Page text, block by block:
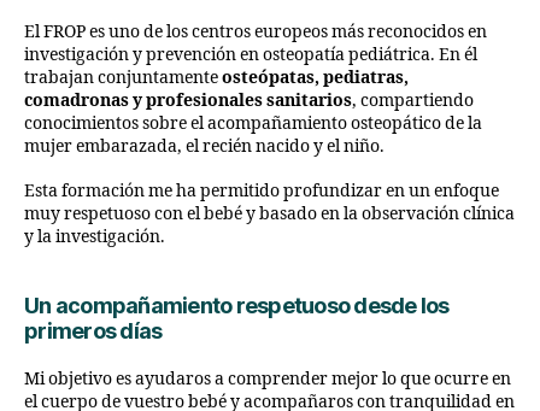
El FROP es uno de los centros europeos más reconocidos en
investigación y prevención en osteopatía pediátrica. En él
trabajan conjuntamenteosteópatas, pediatras,
comadronas y profesionales sanitarios, compartiendo
conocimientos sobre el acompañamiento osteopático de la
mujer embarazada, el recién nacido y el niño.
Esta formación me ha permitido profundizar en un enfoque
muy respetuoso con el bebé y basado en la observación clínica
y la investigación.
Un acompañamiento respetuoso desde los
primeros días
Mi objetivo es ayudaros a comprender mejor lo que ocurre en
el cuerpo de vuestro bebé y acompañaros con tranquilidad en